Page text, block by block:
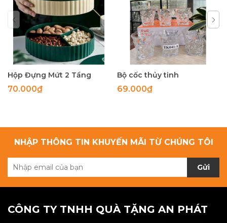
Hộp Đựng Mứt 2 Tầng
70.000₫
Bộ cốc thủy tinh
69.000₫
NHẬP THÔNG TIN KHUYẾN MÃI TỪ CHÚNG TÔI
Gửi
CÔNG TY TNHH QUÀ TẶNG AN PHÁT